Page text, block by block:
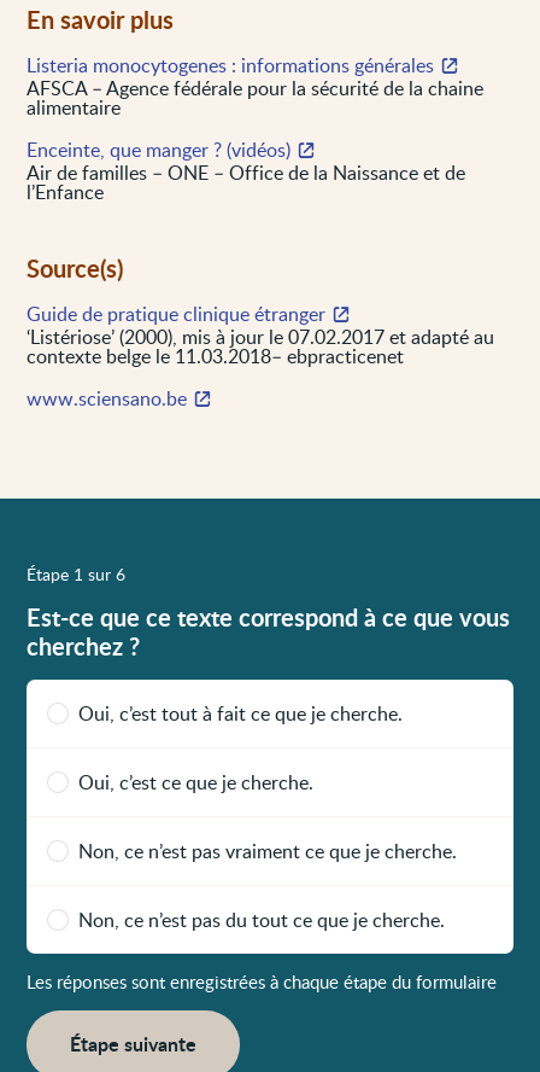
En savoir plus
Listeria monocytogenes : informations générales
AFSCA – Agence fédérale pour la sécurité de la chaine
alimentaire
Enceinte, que manger ? (vidéos)
Air de familles – ONE – Office de la Naissance et de
l’Enfance
Source(s)
Guide de pratique clinique étranger
‘Listériose’ (2000), mis à jour le 07.02.2017 et adapté au
contexte belge le 11.03.2018– ebpracticenet
www.sciensano.be
Étape 1 sur 6
Est-ce que ce texte correspond à ce que vous
cherchez ?
Oui, c’est tout à fait ce que je cherche.
Oui, c’est ce que je cherche.
Non, ce n’est pas vraiment ce que je cherche.
Non, ce n’est pas du tout ce que je cherche.
Les réponses sont enregistrées à chaque étape du formulaire
Étape suivante